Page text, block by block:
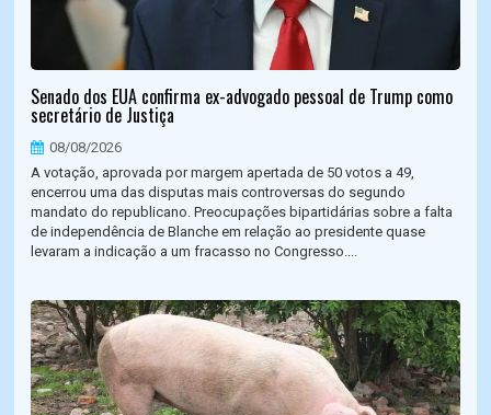
Senado dos EUA confirma ex-advogado pessoal de Trump como
secretário de Justiça
08/08/2026
A votação, aprovada por margem apertada de 50 votos a 49,
encerrou uma das disputas mais controversas do segundo
mandato do republicano. Preocupações bipartidárias sobre a falta
de independência de Blanche em relação ao presidente quase
levaram a indicação a um fracasso no Congresso....